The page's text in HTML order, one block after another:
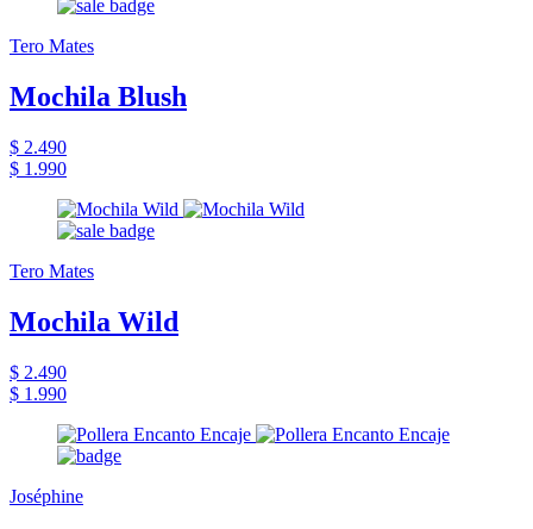
Tero Mates
Mochila Blush
$ 2.490
$ 1.990
Tero Mates
Mochila Wild
$ 2.490
$ 1.990
Joséphine